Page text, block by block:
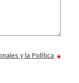
y la Política